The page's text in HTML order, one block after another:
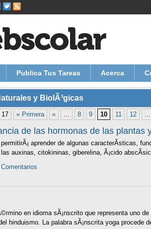
Publica Tus Tareas Acerca
y BiolÃ³gicas
17 « Primera « ... 8 9 10 11 12 ...
de las hormonas de las plantas
aprender de algunas caracterÃ­sticas,
auxinas, citokininas, giberelina, Ã¡cido
en idioma sÃ¡nscrito que representa uno
hinduismo. La palabra sÃ¡nscrita yoga procede